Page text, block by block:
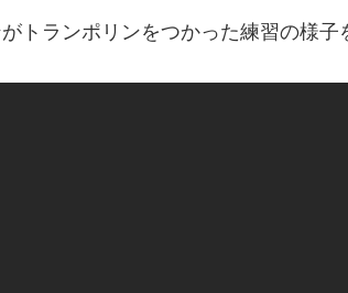
トランポリンをつかった練習の様子